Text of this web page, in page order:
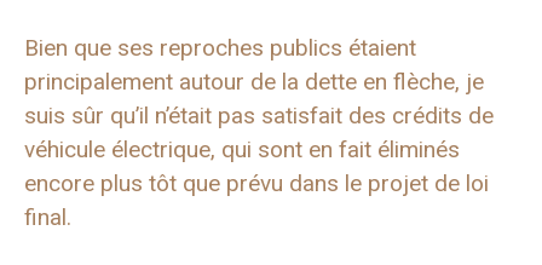
Bien que ses reproches publics étaient
principalement autour de la dette en flèche, je
suis sûr qu’il n’était pas satisfait des crédits de
véhicule électrique, qui sont en fait éliminés
encore plus tôt que prévu dans le projet de loi
final.